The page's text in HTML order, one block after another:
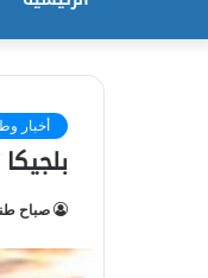
أخبار
صباح